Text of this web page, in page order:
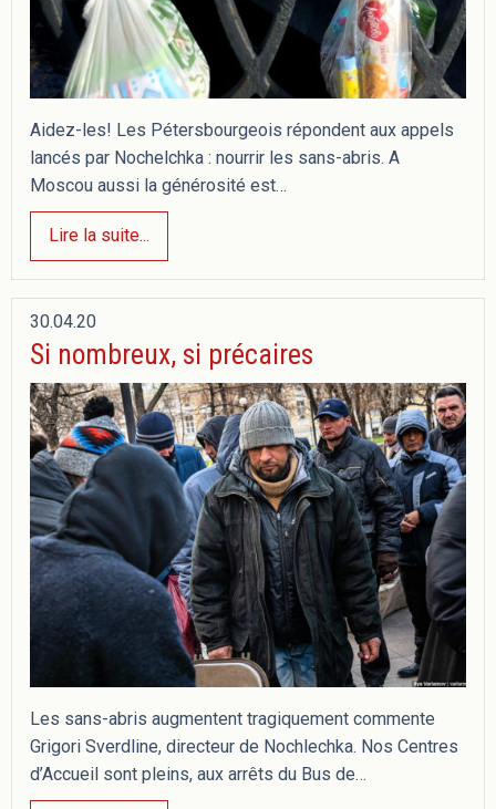
Aidez-les! Les Pétersbourgeois répondent aux appels
lancés par Nochelchka : nourrir les sans-abris. A
Moscou aussi la générosité est…
Lire la suite...
30.04.20
Si nombreux, si précaires
Les sans-abris augmentent tragiquement commente
Grigori Sverdline, directeur de Nochlechka. Nos Centres
d’Accueil sont pleins, aux arrêts du Bus de…